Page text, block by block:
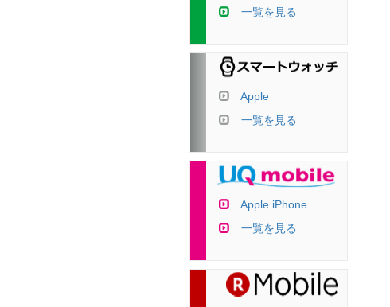
一覧を見る
Apple
一覧を見る
Apple iPhone
一覧を見る